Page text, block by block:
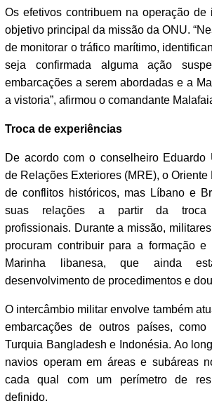
Os efetivos contribuem na operação de
objetivo principal da missão da ONU.
de monitorar o tráfico marítimo,
seja confirmada alguma ação
embarcações a serem abordadas e a
a vistoria”, afirmou o comandante
Troca de experiências
De acordo com o conselheiro Eduardo
de Relações Exteriores (MRE), o
de conflitos históricos, mas Líbano e
suas relações a partir da troca
profissionais. Durante a missão,
procuram contribuir para a formação e
Marinha libanesa, que ainda
desenvolvimento de procedimentos e
O intercâmbio militar envolve também
embarcações de outros países, como
Turquia Bangladesh e Indonésia. Ao
navios operam em áreas e subáreas
cada qual com um perímetro de
definido.